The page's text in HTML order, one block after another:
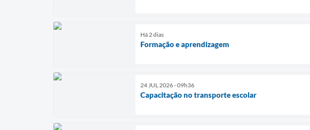
Há 2 dias
Formação e aprendizagem
24 JUL 2026 - 09h36
Capacitação no transporte escolar